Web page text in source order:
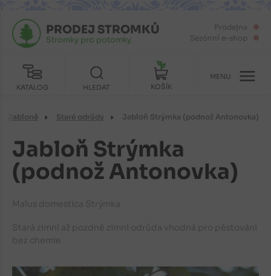
Prodejna
Sezónní e-shop
KATALOG
PRODEJ STROMKŮ
Stromky pro potomky
HLEDAT KOŠÍK
MENU
Jabloně Staré odrůdy Jabloň Strýmka (podnož Antonovka)
Jabloň Strýmka
(podnož Antonovka)
Malus domestica Strýmka
Stará zimní až pozdně zimní odrůda vhodná pro pěstování
bez chemie